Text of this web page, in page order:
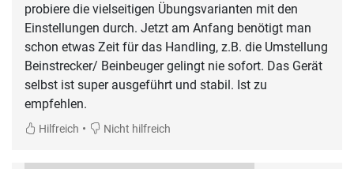
probiere die vielseitigen Übungsvarianten mit den
Einstellungen durch. Jetzt am Anfang benötigt man
schon etwas Zeit für das Handling, z.B. die Umstellung
Beinstrecker/ Beinbeuger gelingt nie sofort. Das Gerät
selbst ist super ausgeführt und stabil. Ist zu
empfehlen.
Hilfreich • Nicht hilfreich